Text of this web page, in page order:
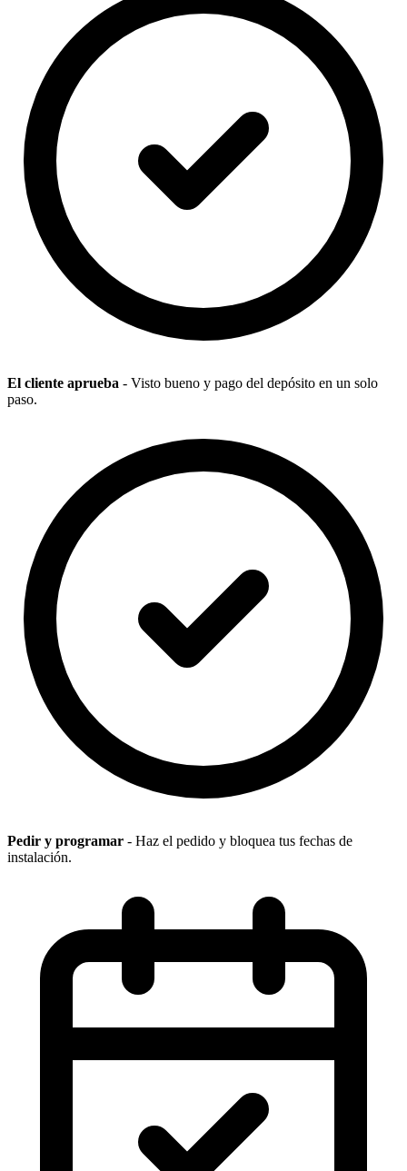
El cliente aprueba - Visto bueno y pago del depósito en un solo
paso.
Pedir y programar - Haz el pedido y bloquea tus fechas de
instalación.